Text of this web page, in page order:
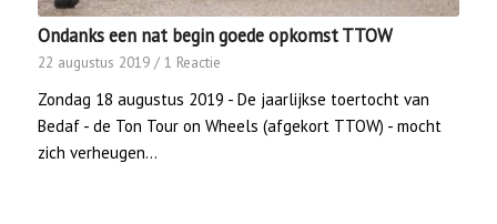
Ondanks een nat begin goede opkomst TTOW
22 augustus 2019 / 1 Reactie
Zondag 18 augustus 2019 - De jaarlijkse toertocht van
Bedaf - de Ton Tour on Wheels (afgekort TTOW) - mocht
zich verheugen…